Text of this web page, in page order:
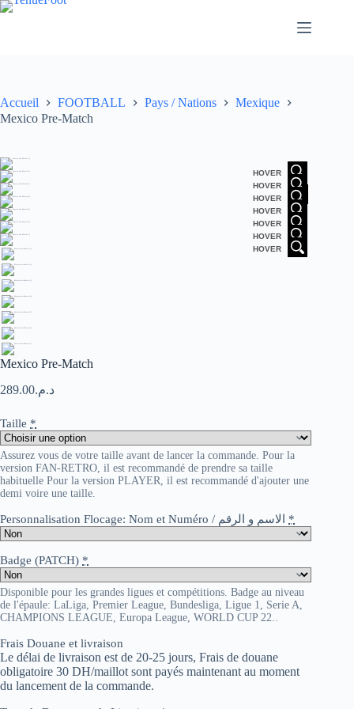
Passer
Accueil FOOTBALL Pays / Nations
Mexique
Mexico Pre-Match
HOVER
HOVER
HOVER
HOVER
HOVER
HOVER
HOVER
Mexico Pre-Match
د.م.289.00
Taille *
Assurez vous de votre taille avant de lancer la commande. Pour la
version FAN-RETRO, il est recommandé de prendre sa taille
habituelle Pour la version PLAYER, il est recommandé d'ajouter une
demi voire une taille.
Personnalisation Flocage: Nom et Numéro / الاسم و الرقم *
Badge (PATCH) *
Disponible pour les grandes ligues et compétitions. Badge au niveau
de l'épaule: LaLiga, Premier League, Bundesliga, Ligue 1, Serie A,
CHAMPIONS LEAGUE, Europa League, WORLD CUP 22..
Frais Douane et livraison
Le délai de livraison est de 20-25 jours, Frais de douane
obligatoire 30 DH/maillot sont payés maintenant au moment
du lancement de la commande.